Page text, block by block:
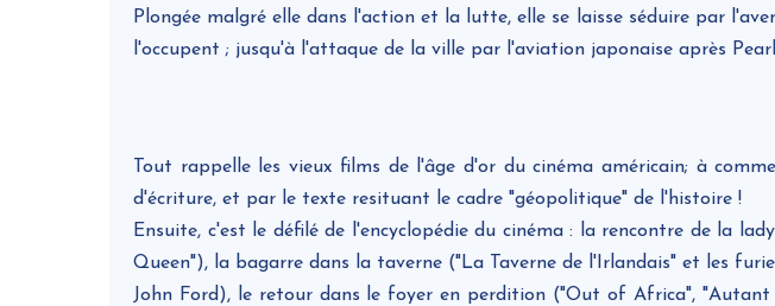
Plongée malgré elle dans l'action et la lutte, elle se laisse séduire par
l'occupent ; jusqu'à l'attaque de la ville par l'aviation japonaise après
Tout rappelle les vieux films de l'âge d'or du cinéma américain; à
d'écriture, et par le texte resituant le cadre "géopolitique" de l'histoire !
Ensuite, c'est le défilé de l'encyclopédie du cinéma : la rencontre de la
Queen"), la bagarre dans la taverne ("La Taverne de l'Irlandais" et les
John Ford), le retour dans le foyer en perdition ("Out of Africa", "Autant